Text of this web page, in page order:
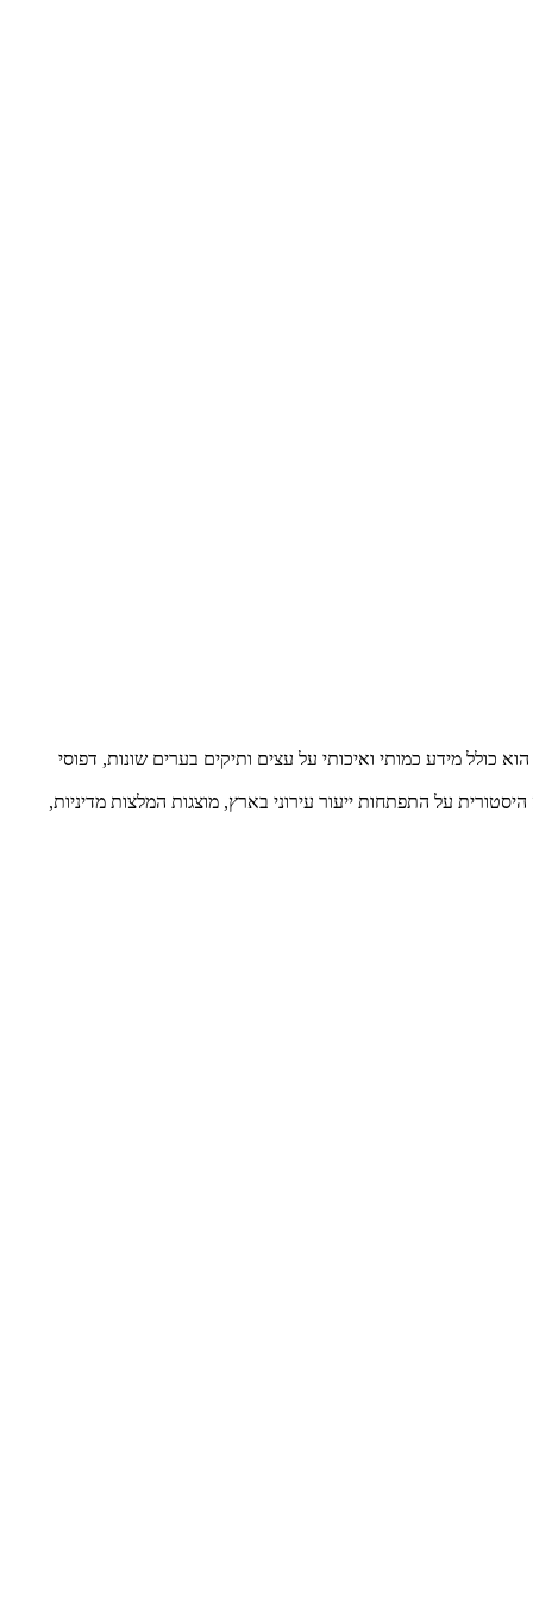
בעיקר עצי מורשת ועצים בעלי ערך היסטורי. הוא כולל מידע כמותי ואיכותי על עצים ותיקים בערים שונות, דפוסי
על התפתחות ייעור עירוני בארץ, מוצגות המלצות מדיניות,